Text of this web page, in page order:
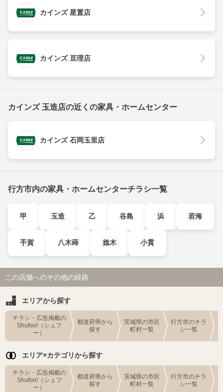
カインズ 星置店
カインズ 亘理店
カインズ 玉造店の近くの家具・ホームセンター
カインズ 石岡玉里店
行方市内の家具・ホームセンターチラシ一覧
甲 玉造 乙 谷島 浜 若海
手賀 八木蒔 捻木 小貫
この店舗へのその他の経路
エリアから探す
チラシ・広告掲載の
Shufoo!（シュフ
ー）
都道府県から
探す
茨城県の市区
町村一覧
行方市のチラ
シ一覧
エリア×カテゴリから探す
チラシ・広告掲載の
Shufoo!（シュフ
ー）
都道府県から
探す
茨城県の市区
町村一覧
行方市のチラ
シ一覧